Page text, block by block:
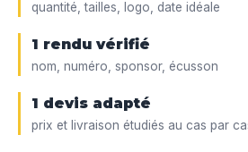
quantité, tailles, logo, date idéale
1 rendu vérifié
nom, numéro, sponsor, écusson
1 devis adapté
prix et livraison étudiés au cas par